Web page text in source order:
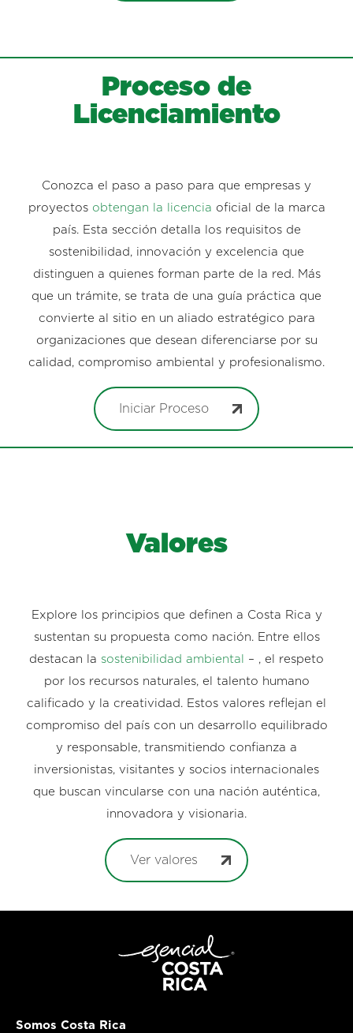
Proceso de
Licenciamiento
Conozca el paso a paso para que empresas y
proyectos obtengan la licencia oficial de la marca
país. Esta sección detalla los requisitos de
sostenibilidad, innovación y excelencia que
distinguen a quienes forman parte de la red. Más
que un trámite, se trata de una guía práctica que
convierte al sitio en un aliado estratégico para
organizaciones que desean diferenciarse por su
calidad, compromiso ambiental y profesionalismo.
Iniciar Proceso
Valores
Explore los principios que definen a Costa Rica y
sustentan su propuesta como nación. Entre ellos
destacan la sostenibilidad ambiental
– , el respeto
por los recursos naturales, el talento humano
calificado y la creatividad. Estos valores reflejan el
compromiso del país con un desarrollo equilibrado
y responsable, transmitiendo confianza a
inversionistas, visitantes y socios internacionales
que buscan vincularse con una nación auténtica,
innovadora y visionaria.
Ver valores
Somos Costa Rica